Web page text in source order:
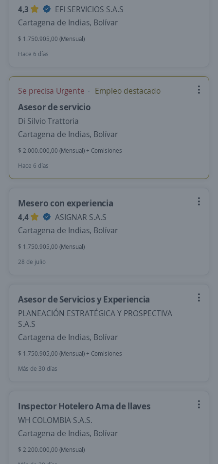
4,3
EFI SERVICIOS S.A.S
Cartagena de Indias, Bolívar
$ 1.750.905,00 (Mensual)
Hace 6 días
Se precisa Urgente Empleo destacado
Asesor de servicio
Di Silvio Trattoria
Cartagena de Indias, Bolívar
$ 2.000.000,00 (Mensual) + Comisiones
Hace 6 días
Mesero con experiencia
4,4
ASIGNAR S.A.S
Cartagena de Indias, Bolívar
$ 1.750.905,00 (Mensual)
28 de julio
Asesor de Servicios y Experiencia
PLANEACIÓN ESTRATÉGICA Y PROSPECTIVA
S.A.S
Cartagena de Indias, Bolívar
$ 1.750.905,00 (Mensual) + Comisiones
Más de 30 días
Inspector Hotelero Ama de llaves
WH COLOMBIA S.A.S.
Cartagena de Indias, Bolívar
$ 2.200.000,00 (Mensual)